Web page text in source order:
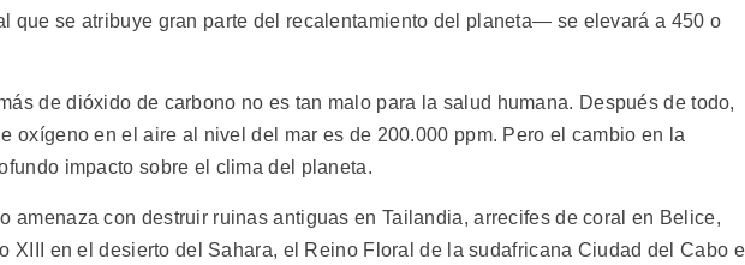
que se atribuye gran parte del recalentamiento del planeta— se elevará a 450 o
de dióxido de carbono no es tan malo para la salud humana. Después de todo,
oxígeno en el aire al nivel del mar es de 200.000 ppm. Pero el cambio en la
impacto sobre el clima del planeta.
amenaza con destruir ruinas antiguas en Tailandia, arrecifes de coral en Belice,
XIII en el desierto del Sahara, el Reino Floral de la sudafricana Ciudad del Cabo